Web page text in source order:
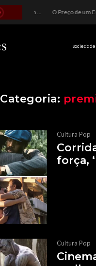
O Preço de um
Sociedade
Categoria:
Cultura Pop
força,
Cultura Pop